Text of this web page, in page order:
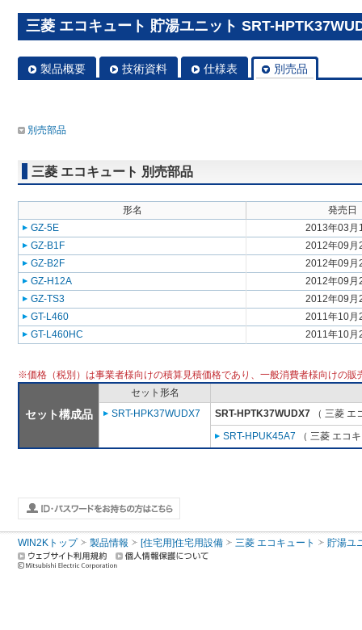
三菱 エコキュート 貯湯ユニット SRT-
製品概要 技術資料 仕様表 別売品
別売部品
三菱 エコキュート 別売部品
形名
発売日
GZ-5E
2013年03月
GZ-B1F
2012年09月
GZ-B2F
2012年09月
GZ-H12A
2012年09月
GZ-TS3
2012年09月
GT-L460
2011年10月
GT-L460HC
2011年10月
※価格（税別）は事業者様向けの積算見積価格であり、一般消費者様向けの販
セット構成品
セット形名
SRT-HPK37WUDX7
SRT-HPTK37WUDX7 （ 三菱 エ
SRT-HPUK45A7 （ 三菱 エコ
WIN2Kトップ 製品情報 [住宅用]住宅用設備 三菱 エコキュート 貯湯ユ